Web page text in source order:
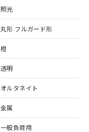
照光
丸形 フルガード形
橙
透明
オルタネイト
金属
一般負荷用